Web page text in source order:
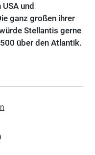
und
ganz großen ihrer
Stellantis gerne
über den Atlantik.